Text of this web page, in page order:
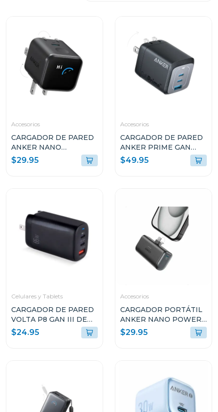
Accesorios
CARGADOR DE PARED
ANKER NANO
CHARGER 45W CON
SMART DISPLAY USB-C
$29.95
Accesorios
CARGADOR DE PARED
ANKER PRIME GAN
67W CON 3 PUERTOS
USB-C NEGRO A2669113
$49.95
Celulares y Tablets
CARGADOR DE PARED
VOLTA P8 GAN III DE
65W CON DOBLE
PUERTO USB-C Y
$24.95
Accesorios
CARGADOR PORTÁTIL
ANKER NANO POWER
BANK 22.5W USB-C
A1653H11
$29.95